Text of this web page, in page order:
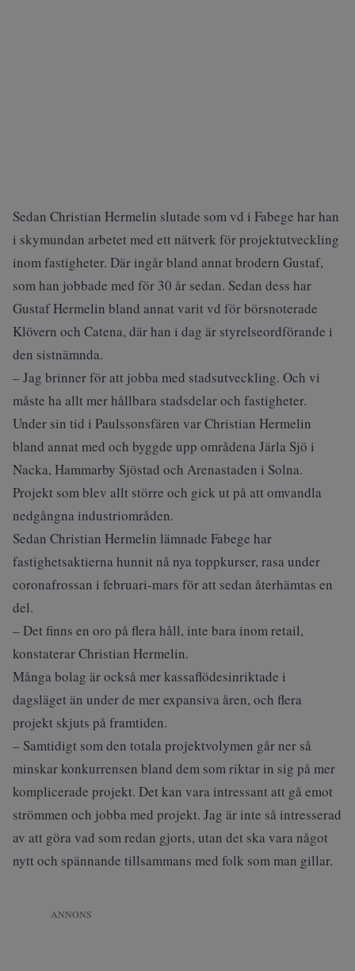
Sedan Christian Hermelin slutade som vd i Fabege har han
i skymundan arbetet med ett nätverk för projektutveckling
inom fastigheter. Där ingår bland annat brodern Gustaf,
som han jobbade med för 30 år sedan. Sedan dess har
Gustaf Hermelin bland annat varit vd för börsnoterade
Klövern och Catena, där han i dag är styrelseordförande i
den sistnämnda.
– Jag brinner för att jobba med stadsutveckling. Och vi
måste ha allt mer hållbara stadsdelar och fastigheter.
Under sin tid i Paulssonsfären var Christian Hermelin
bland annat med och byggde upp områdena Järla Sjö i
Nacka, Hammarby Sjöstad och Arenastaden i Solna.
Projekt som blev allt större och gick ut på att omvandla
nedgångna industriområden.
Sedan Christian Hermelin lämnade Fabege har
fastighetsaktierna hunnit nå nya toppkurser, rasa under
coronafrossan i februari-mars för att sedan återhämtas en
del.
– Det finns en oro på flera håll, inte bara inom retail,
konstaterar Christian Hermelin.
Många bolag är också mer kassaflödesinriktade i
dagsläget än under de mer expansiva åren, och flera
projekt skjuts på framtiden.
– Samtidigt som den totala projektvolymen går ner så
minskar konkurrensen bland dem som riktar in sig på mer
komplicerade projekt. Det kan vara intressant att gå emot
strömmen och jobba med projekt. Jag är inte så intresserad
av att göra vad som redan gjorts, utan det ska vara något
nytt och spännande tillsammans med folk som man gillar.
ANNONS